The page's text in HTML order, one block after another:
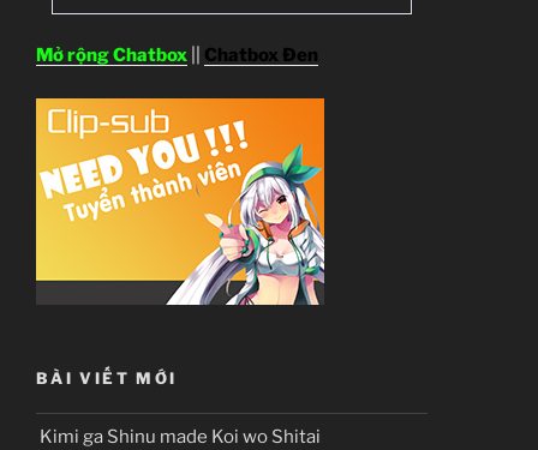
Mở rộng Chatbox Chatbox Đen
BÀI VIẾT MỚI
Kimi ga Shinu made Koi wo Shitai